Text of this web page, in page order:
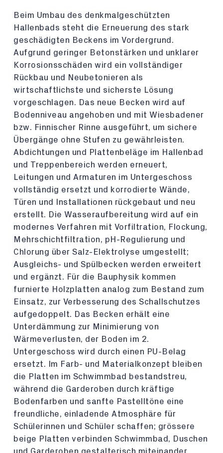
Beim Umbau des denkmalgeschützten
Hallenbads steht die Erneuerung des stark
geschädigten Beckens im Vordergrund.
Aufgrund geringer Betonstärken und unklarer
Korrosionsschäden wird ein vollständiger
Rückbau und Neubetonieren als
wirtschaftlichste und sicherste Lösung
vorgeschlagen. Das neue Becken wird auf
Bodenniveau angehoben und mit Wiesbadener
bzw. Finnischer Rinne ausgeführt, um sichere
Übergänge ohne Stufen zu gewährleisten.
Abdichtungen und Plattenbeläge im Hallenbad
und Treppenbereich werden erneuert,
Leitungen und Armaturen im Untergeschoss
vollständig ersetzt und korrodierte Wände,
Türen und Installationen rückgebaut und neu
erstellt. Die Wasseraufbereitung wird auf ein
modernes Verfahren mit Vorfiltration, Flockung,
Mehrschichtfiltration, pH-Regulierung und
Chlorung über Salz-Elektrolyse umgestellt;
Ausgleichs- und Spülbecken werden erweitert
und ergänzt. Für die Bauphysik kommen
furnierte Holzplatten analog zum Bestand zum
Einsatz, zur Verbesserung des Schallschutzes
aufgedoppelt. Das Becken erhält eine
Unterdämmung zur Minimierung von
Wärmeverlusten, der Boden im 2.
Untergeschoss wird durch einen PU-Belag
ersetzt. Im Farb- und Materialkonzept bleiben
die Platten im Schwimmbad bestandstreu,
während die Garderoben durch kräftige
Bodenfarben und sanfte Pastelltöne eine
freundliche, einladende Atmosphäre für
Schülerinnen und Schüler schaffen; grössere
beige Platten verbinden Schwimmbad, Duschen
und Garderoben gestalterisch miteinander.